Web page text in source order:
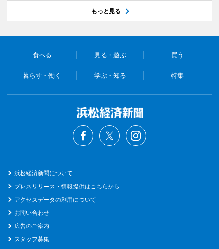
もっと見る
食べる 見る・遊ぶ 買う
暮らす・働く 学ぶ・知る 特集
浜松経済新聞について
プレスリリース・情報提供はこちらから
アクセスデータの利用について
お問い合わせ
広告のご案内
スタッフ募集